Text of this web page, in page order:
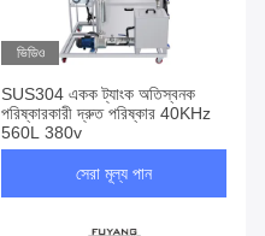
ভিডিও
SUS304 একক ট্যাংক অতিস্বনক
পরিষ্কারকারী দ্রুত পরিষ্কার 40KHz
560L 380v
সেরা মূল্য পান